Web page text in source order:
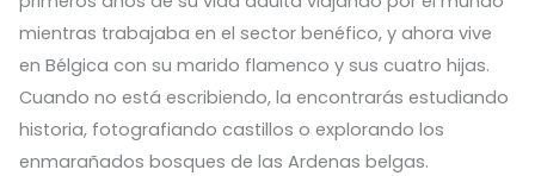
mientras trabajaba en el sector benéfico, y ahora vive
en Bélgica con su marido flamenco y sus cuatro hijas.
Cuando no está escribiendo, la encontrarás estudiando
historia, fotografiando castillos o explorando los
enmarañados bosques de las Ardenas belgas.